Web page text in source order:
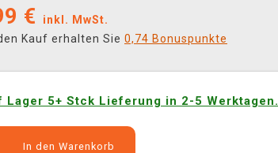
€
inkl. MwSt.
Kauf erhalten Sie 0,74 Bonuspunkte
Lager 5+ Stck Lieferung in 2-5 Werktagen.
In den Warenkorb